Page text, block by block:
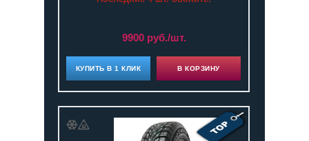
9900 руб./шт.
КУПИТЬ В 1 КЛИК В КОРЗИНУ